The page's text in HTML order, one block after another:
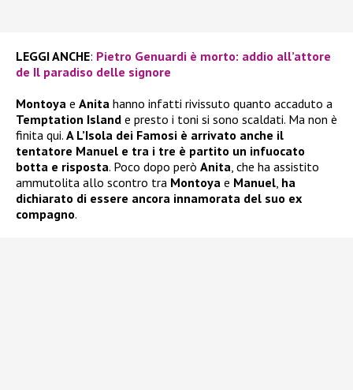
LEGGI ANCHE: Pietro Genuardi è morto: addio all’attore
de Il paradiso delle signore
Montoya e Anita hanno infatti rivissuto quanto accaduto a
Temptation Island e presto i toni si sono scaldati. Ma non è
finita qui. A L’Isola dei Famosi è arrivato anche il
tentatore Manuel e tra i tre è partito un infuocato
botta e risposta. Poco dopo però Anita, che ha assistito
ammutolita allo scontro tra Montoya e Manuel, ha
dichiarato di essere ancora innamorata del suo ex
compagno.